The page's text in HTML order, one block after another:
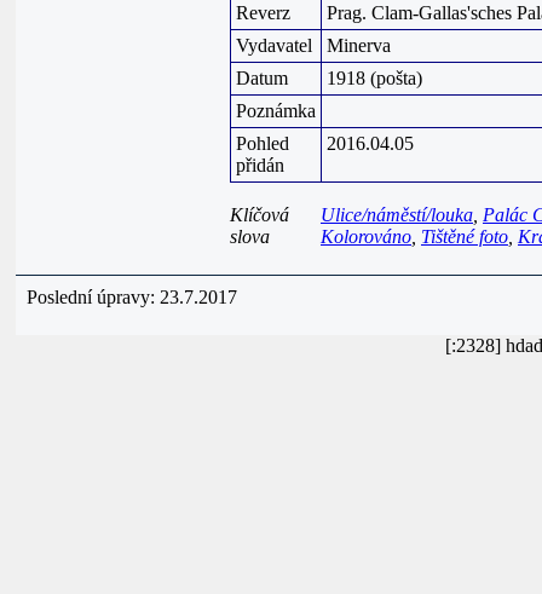
Reverz
Prag. Clam-Gallas'sches
Vydavatel
Minerva
Datum
1918 (pošta)
Poznámka
Pohled
přidán
2016.04.05
Klíčová
slova
Ulice/náměstí/louka Palác
Kolorováno Tištěné foto
Poslední úpravy: 23.7.2017
[:2328]